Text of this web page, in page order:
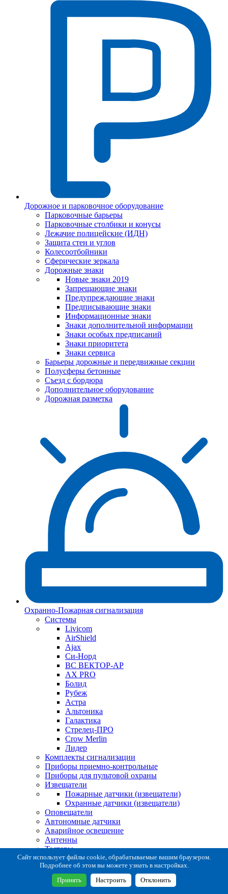
Дорожное и парковочное оборудование
Парковочные барьеры
Парковочные столбики и конусы
Лежачие полицейские (ИДН)
Защита стен и углов
Колесоотбойники
Сферические зеркала
Дорожные знаки
Новые знаки 2019
Запрещающие знаки
Предупреждающие знаки
Предписывающие знаки
Информационные знаки
Знаки дополнительной информации
Знаки особых предписаний
Знаки приоритета
Знаки сервиса
Барьеры дорожные и передвижные секции
Полусферы бетонные
Съезд с бордюра
Дополнительное оборудование
Дорожная разметка
Охранно-Пожарная сигнализация
Системы
Livicom
AirShield
Ajax
Си-Норд
ВС ВЕКТОР-АР
AX PRO
Болид
Рубеж
Астра
Альтоника
Галактика
Стрелец-ПРО
Crow Merlin
Лидер
Комплекты сигнализации
Приборы приемно-контрольные
Приборы для пультовой охраны
Извещатели
Пожарные датчики (извещатели)
Охранные датчики (извещатели)
Оповещатели
Автономные датчики
Аварийное освещение
Антенны
Тестеры
Система сбора извещений
Расходные и монтажные материалы
Коробки коммутационные
Кронштейны для извещателей
Сайт использует файлы cookie, обрабатываемые вашим браузером.
Подробнее об этом вы можете узнать в настройках.
Принять Настроить Отклонить